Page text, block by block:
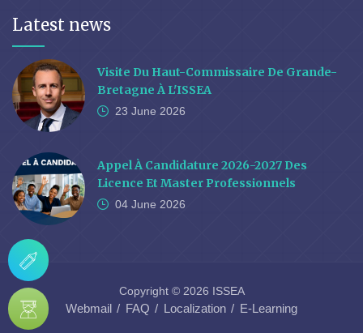
Latest news
Visite Du Haut-Commissaire De Grande-
Bretagne À L'ISSEA
23 June 2026
Appel À Candidature 2026-2027 Des
Licence Et Master Professionnels
04 June 2026
Copyright © 2026 ISSEA
Webmail FAQ Localization E-Learning